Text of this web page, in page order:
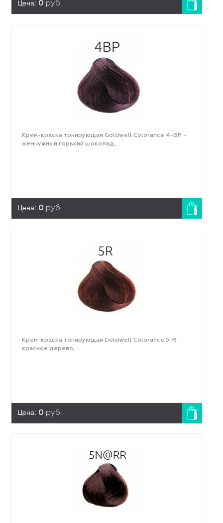
Цена: 0 руб.
Крем-краска тонирующая Goldwell Colorance 4-BP -
жемчужный горький шоколад,
Цена: 0 руб.
Крем-краска тонирующая Goldwell Colorance 5-R -
красное дерево,
Цена: 0 руб.